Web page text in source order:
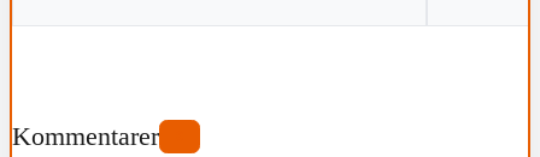
Kommentarer